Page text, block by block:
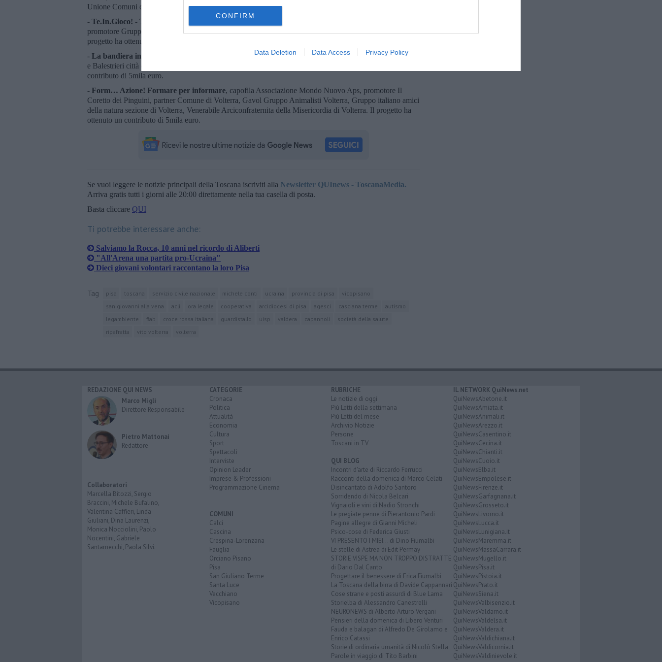
CONFIRM
Data Deletion Data Access Privacy Policy
Unione Comuni della Valdera. Il progetto ha ottenuto un contributo di 5mila euro.
- Te.In.Gioco! - Territorio e innovazione: giovani per la comunit
promotore Gruppo archeologico Vecchianese, partner Ripafratta società cooperativa di comunità. Il
progetto ha ottenuto un contributo di 5mila euro.
- La bandiera incontra la danza, nuovo modello di Ben-Essere, capofila Gruppo Storico Sbandieratori
e Balestrieri città di Volterra Aps, Centro Danza Classica Città di Volterra. Il progetto ha ottenuto un
contributo di 5mila euro.
- Form… Azione! Formare per informare, capofila Associazione Mondo Nuovo Aps, promotore Il
Coretto dei Pinguini, partner Comune di Volterra, Gavol Gruppo Animalisti Volterra, Gruppo italiano amici
della natura sezione di Volterra, Venerabile Arciconfraternita della Misericordia di Volterra. Il progetto ha
ottenuto un contributo di 5mila euro.
Se vuoi leggere le notizie principali della Toscana iscriviti alla Newsletter QUInews - ToscanaMedia.
Arriva gratis tutti i giorni alle 20:00 direttamente nella tua casella di posta.
Basta cliccare QUI
Ti potrebbe interessare anche:
Salviamo la Rocca, 10 anni nel ricordo di Aliberti
"All'Arena una partita pro-Ucraina"
Dieci giovani volontari raccontano la loro Pisa
Tag pisa toscana servizio civile nazionale michele conti ucraina provincia di pisa
vicopisano
san giovanni alla vena
acli ora legale cooperativa arcidiocesi di pisa agesci casciana terme
autismo
legambiente
fiab croce rossa italiana guardistallo uisp valdera capannoli
società della salute
ripafratta
vito volterra volterra
REDAZIONE QUI NEWS
Marco Migli
Direttore Responsabile
Pietro Mattonai
Redattore
Collaboratori
Marcella Bitozzi, Sergio
Braccini, Michele Bufalino,
Valentina Caffieri, Linda
Giuliani, Dina Laurenzi,
Monica Nocciolini, Paolo
Nocentini, Gabriele
Santarnecchi, Paola Silvi.
CATEGORIE
Cronaca
Politica
Attualità
Economia
Cultura
Sport
Spettacoli
Interviste
Opinion Leader
Imprese & Professioni
Programmazione Cinema
COMUNI
Calci
Cascina
Crespina-Lorenzana
Fauglia
Orciano Pisano
Pisa
San Giuliano Terme
Santa Luce
Vecchiano
Vicopisano
RUBRICHE
Le notizie di oggi
Più Letti della settimana
Più Letti del mese
Archivio Notizie
Persone
Toscani in TV
QUI BLOG
Incontri d'arte di Riccardo Ferrucci
Racconti della domenica di Marco Celati
Disincantato di Adolfo Santoro
Sorridendo di Nicola Belcari
Vignaioli e vini di Nadio Stronchi
Le pregiate penne di Pierantonio Pardi
Pagine allegre di Gianni Micheli
Psico-cose di Federica Giusti
VI PRESENTO I MIEI... di Dino Fiumalbi
Le stelle di Astrea di Edit Permay
STORIE VISPE MA NON TROPPO DISTRATTE
di Dario Dal Canto
Progettare il benessere di Erica Fiumalbi
La Toscana della birra di Davide Cappannari
Cose strane e posti assurdi di Blue Lama
Storielba di Alessandro Canestrelli
NEURONEWS di Alberto Arturo Vergani
Pensieri della domenica di Libero Venturi
Fauda e balagan di Alfredo De Girolamo e
Enrico Catassi
Storie di ordinaria umanità di Nicolò Stella
Parole in viaggio di Tito Barbini
IL NETWORK QuiNews.net
QuiNewsAbetone.it
QuiNewsAmiata.it
QuiNewsAnimali.it
QuiNewsArezzo.it
QuiNewsCasentino.it
QuiNewsCecina.it
QuiNewsChianti.it
QuiNewsCuoio.it
QuiNewsElba.it
QuiNewsEmpolese.it
QuiNewsFirenze.it
QuiNewsGarfagnana.it
QuiNewsGrosseto.it
QuiNewsLivorno.it
QuiNewsLucca.it
QuiNewsLunigiana.it
QuiNewsMaremma.it
QuiNewsMassaCarrara.it
QuiNewsMugello.it
QuiNewsPisa.it
QuiNewsPistoia.it
QuiNewsPrato.it
QuiNewsSiena.it
QuiNewsValbisenzio.it
QuiNewsValdarno.it
QuiNewsValdelsa.it
QuiNewsValdera.it
QuiNewsValdichiana.it
QuiNewsValdicornia.it
QuiNewsValdinievole.it